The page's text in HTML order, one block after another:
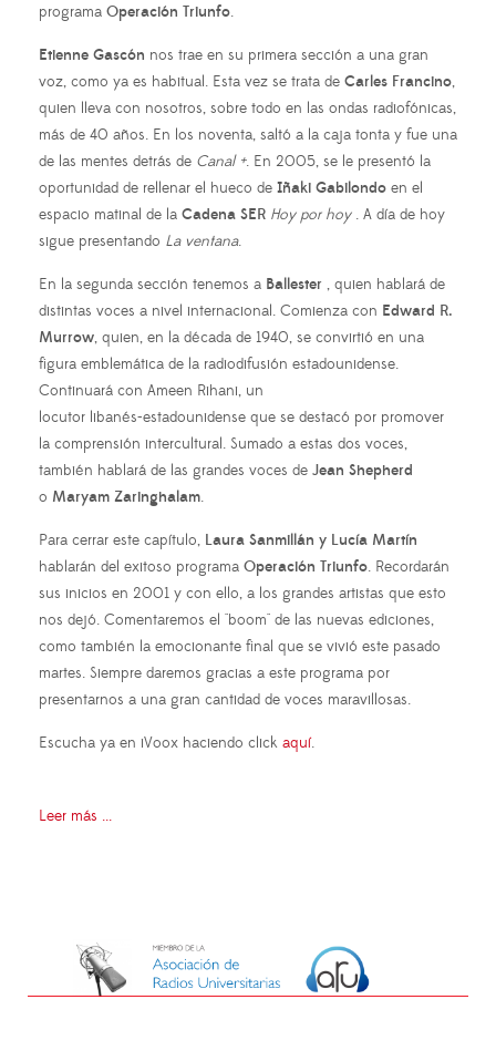
programa Operación Triunfo.
Etienne Gascón nos trae en su primera sección a una gran
voz, como ya es habitual. Esta vez se trata de Carles Francino,
quien lleva con nosotros, sobre todo en las ondas radiofónicas,
más de 40 años. En los noventa, saltó a la caja tonta y fue una
de las mentes detrás de Canal +. En 2005, se le presentó la
oportunidad de rellenar el hueco de Iñaki Gabilondo en el
espacio matinal de la Cadena SER Hoy por hoy. A día de hoy
sigue presentando La ventana.
En la segunda sección tenemos a Ballester , quien hablará de
distintas voces a nivel internacional. Comienza con Edward R.
Murrow, quien, en la década de 1940, se convirtió en una
figura emblemática de la radiodifusión estadounidense.
Continuará con Ameen Rihani, un
locutor libanés-estadounidense que se destacó por promover
la comprensión intercultural. Sumado a estas dos voces,
también hablará de las grandes voces de Jean Shepherd
o Maryam Zaringhalam.
Para cerrar este capítulo, Laura Sanmillán y Lucía Martín
hablarán del exitoso programa Operación Triunfo. Recordarán
sus inicios en 2001 y con ello, a los grandes artistas que esto
nos dejó. Comentaremos el "boom" de las nuevas ediciones,
como también la emocionante final que se vivió este pasado
martes. Siempre daremos gracias a este programa por
presentarnos a una gran cantidad de voces maravillosas.
Escucha ya en iVoox haciendo click aquí.
Leer más ...